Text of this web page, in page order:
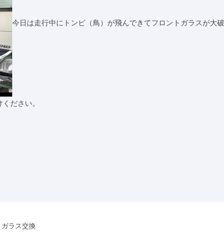
今日は走行中にトンビ（鳥）が飛んできてフロントガラスが大
ださい。
ラス交換